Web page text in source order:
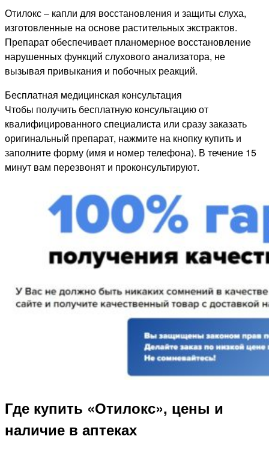
Отилокс – капли для восстановления и защиты слуха,
изготовленные на основе растительных экстрактов.
Препарат обеспечивает планомерное восстановление
нарушенных функций слухового анализатора, не
вызывая привыкания и побочных реакций.
Бесплатная медицинская консультация
Чтобы получить бесплатную консультацию от
квалифицированного специалиста или сразу заказать
оригинальный препарат, нажмите на кнопку купить и
заполните форму (имя и номер телефона). В течение 15
минут вам перезвонят и проконсультируют.
Где купить «Отилокс», цены и
наличие в аптеках